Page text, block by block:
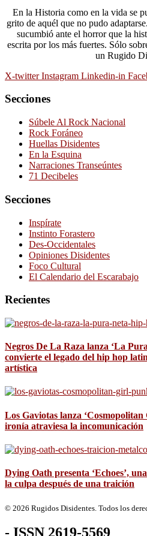
En la Historia como en la vida se
grito de aquél que no pudo
sucumbió ante el horror que la
escrita por los más fuertes. Sólo
un Rugido
X-twitter Instagram Linkedin-in
Secciones
Súbele Al Rock Nacional
Rock Foráneo
Huellas Disidentes
En la Esquina
Narraciones Transeúntes
71 Decibeles
Secciones
Inspírate
Instinto Forastero
Des-Occidentales
Opiniones Disidentes
Foco Cultural
El Calendario del Escarabajo
Recientes
Negros De La Raza lanza ‘La
convierte el legado del hip hop
artística
Los Gaviotas lanza
ironía atraviesa la incomunicación
Dying Oath presenta ‘Echoes’,
la culpa después de una traición
© 2026 Rugidos Disidentes. Todos los
- ISSN 2619-5569